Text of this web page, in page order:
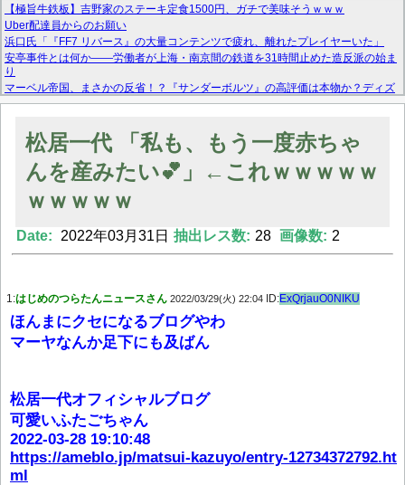
【極旨牛鉄板】吉野家のステーキ定食1500円、ガチで美味そうｗｗｗ
Uber配達員からのお願い
浜口氏「『FF7 リバース』の大量コンテンツで疲れ、離れたプレイヤーいた」
安亭事件とは何か——労働者が上海・南京間の鉄道を31時間止めた造反派の始ま
り
マーベル帝国、まさかの反省！？『サンダーボルツ』の高評価は本物か？ディズ
ニーCEOの「量より質」宣言の裏で渦巻くファンの本音とMCUの未来を徹底考
【モー娘。石田亜佑美】ファーストテイク出演も新規獲得ならず？北川莉央が1
位に
【画像あり】FacebookとかTwitterで拾ったエロ画像貼ってくよ
Powered by livedoor 相互RSS
松居一代 「私も、もう一度赤ちゃ
んを産みたい💕」←これｗｗｗｗｗ
ｗｗｗｗｗ
Date: 2022年03月31日 抽出レス数: 28 画像数: 2
1:はじめのつらたんニュースさん 2022/03/29(火) 22:04 ID:ExQrjauO0NIKU
ほんまにクセになるブログやわ
マーヤなんか足下にも及ばん
松居一代オフィシャルブログ
可愛いふたごちゃん
2022-03-28 19:10:48
https://ameblo.jp/matsui-kazuyo/entry-12734372792.ht
ml